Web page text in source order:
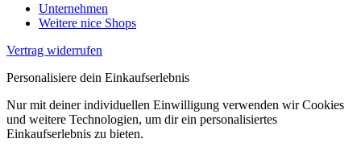
Unternehmen
Weitere nice Shops
Vertrag widerrufen
Personalisiere dein Einkaufserlebnis
Nur mit deiner individuellen Einwilligung verwenden wir Cookies
und weitere Technologien, um dir ein personalisiertes
Einkaufserlebnis zu bieten.